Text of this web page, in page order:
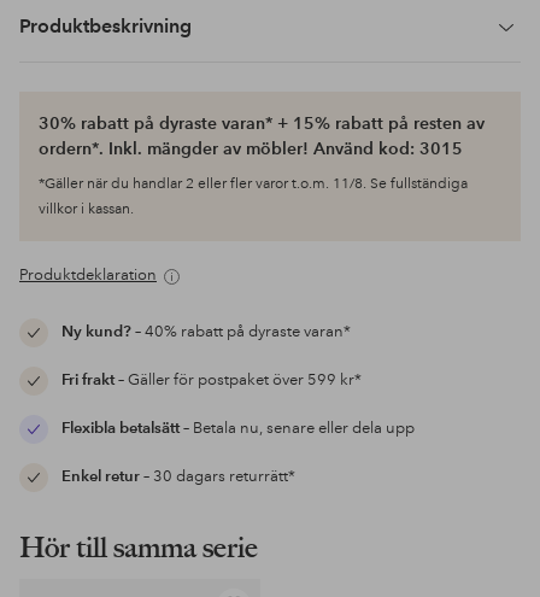
Produktbeskrivning
30% rabatt på dyraste varan* + 15% rabatt på resten av
ordern*. Inkl. mängder av möbler! Använd kod: 3015
*Gäller när du handlar 2 eller fler varor t.o.m. 11/8. Se fullständiga
villkor i kassan.
Produktdeklaration
Ny kund?– 40% rabatt på dyraste varan*
Fri frakt– Gäller för postpaket över 599 kr*
Flexibla betalsätt– Betala nu, senare eller dela upp
Enkel retur– 30 dagars returrätt*
Hör till samma serie